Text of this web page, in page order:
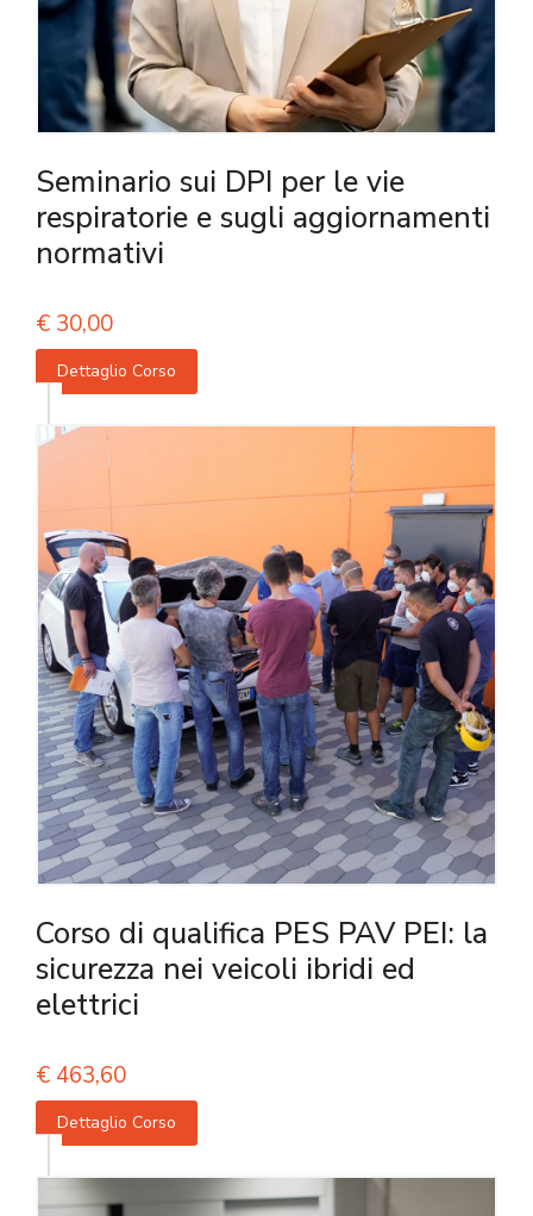
Seminario sui DPI per le vie
respiratorie e sugli aggiornamenti
normativi
€ 30,00
Dettaglio Corso
Corso di qualifica PES PAV PEI: la
sicurezza nei veicoli ibridi ed
elettrici
€ 463,60
Dettaglio Corso